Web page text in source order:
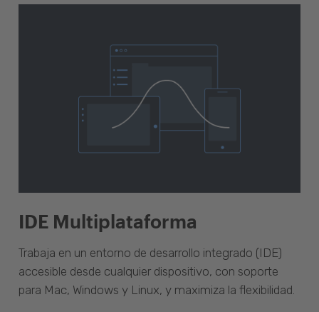
IDE Multiplataforma
Trabaja en un entorno de desarrollo integrado (IDE)
accesible desde cualquier dispositivo, con soporte
para Mac, Windows y Linux, y maximiza la flexibilidad.